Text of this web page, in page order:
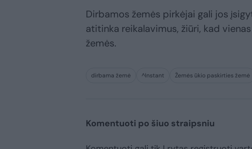
Dirbamos žemės pirkėjai gali jos
atitinka reikalavimus, žiūri, kad
žemės.
dirbama žemė ^Instant Žemės ūkio paskirties žemė
Komentuoti po šiuo straipsniu